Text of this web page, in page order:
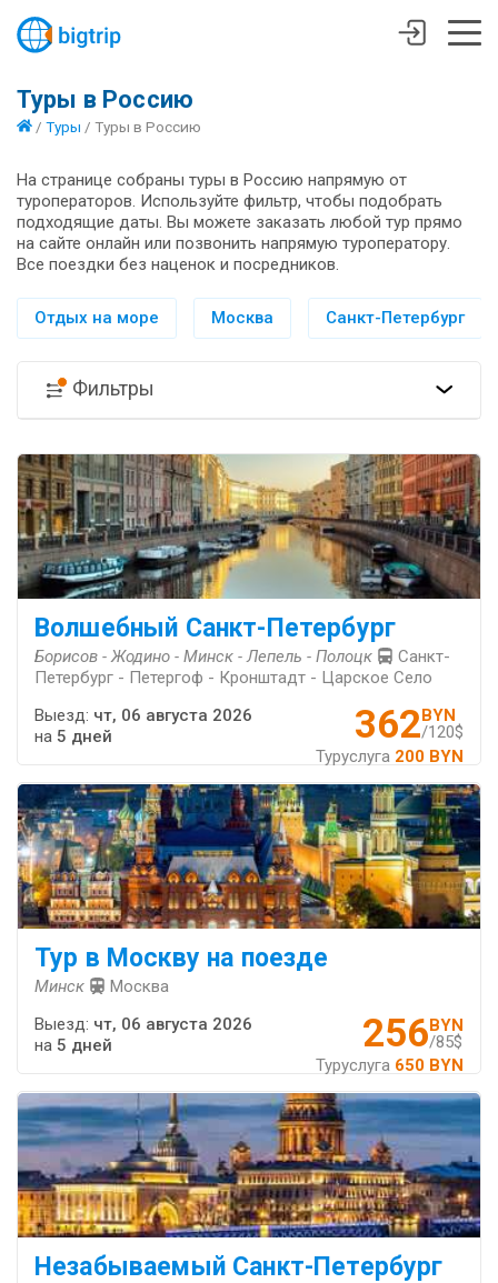
Туры в Россию
/ Туры / Туры в Россию
На странице собраны туры в Россию напрямую от
туроператоров. Используйте фильтр, чтобы подобрать
подходящие даты. Вы можете заказать любой тур прямо
на сайте онлайн или позвонить напрямую туроператору.
Все поездки без наценок и посредников.
Отдых на море Москва Санкт-Петербург
Фильтры
Волшебный Санкт-Петербург
Борисов - Жодино - Минск - Лепель - Полоцк
Санкт-
Петербург - Петергоф - Кронштадт - Царское Село
362 BYN
/120$
Туруслуга 200 BYN
Выезд: чт, 06 августа 2026
на 5 дней
Тур в Москву на поезде
Минск Москва
256BYN
/85$
Туруслуга 650 BYN
Выезд: чт, 06 августа 2026
на 5 дней
Незабываемый Санкт-Петербург